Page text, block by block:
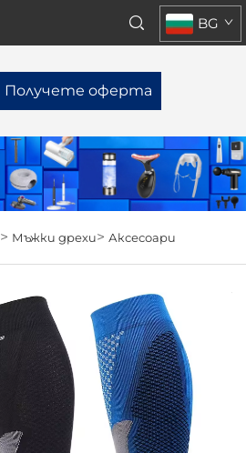
Получете оферта
BG
> Мъжки дрехи> Аксесоари